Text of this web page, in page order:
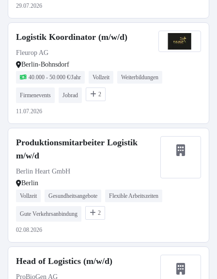
29.07.2026
Logistik Koordinator (m/w/d)
Fleurop AG
Berlin-Bohnsdorf
40.000 - 50.000 €/Jahr Vollzeit Weiterbildungen
Firmenevents Jobrad 2
11.07.2026
Produktionsmitarbeiter Logistik
m/w/d
Berlin Heart GmbH
Berlin
Vollzeit Gesundheitsangebote Flexible Arbeitszeiten
Gute Verkehrsanbindung 2
02.08.2026
Head of Logistics (m/w/d)
ProBioGen AG